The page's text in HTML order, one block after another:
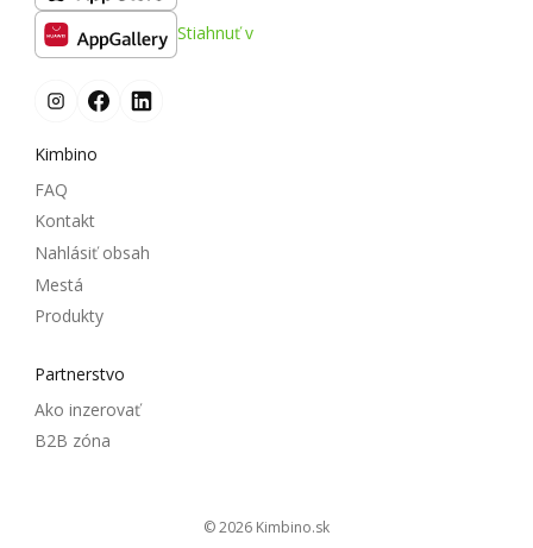
Stiahnuť v
Kimbino
FAQ
Kontakt
Nahlásiť obsah
Mestá
Produkty
Partnerstvo
Ako inzerovať
B2B zóna
© 2026 kimbino.sk